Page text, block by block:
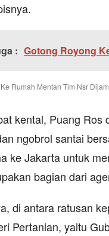
: Gotong Royong
kental, Puang Ros
ngobrol santai
ke Jakarta untuk
bagian dari
di antara ratusan
Pertanian, yaitu